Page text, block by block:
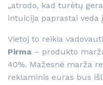
„atrodo, kad turėtų
intuicija paprastai veda
Vietoj to reikia
Pirma – produkto
40%. Mažesnė marža
reklaminis euras bus